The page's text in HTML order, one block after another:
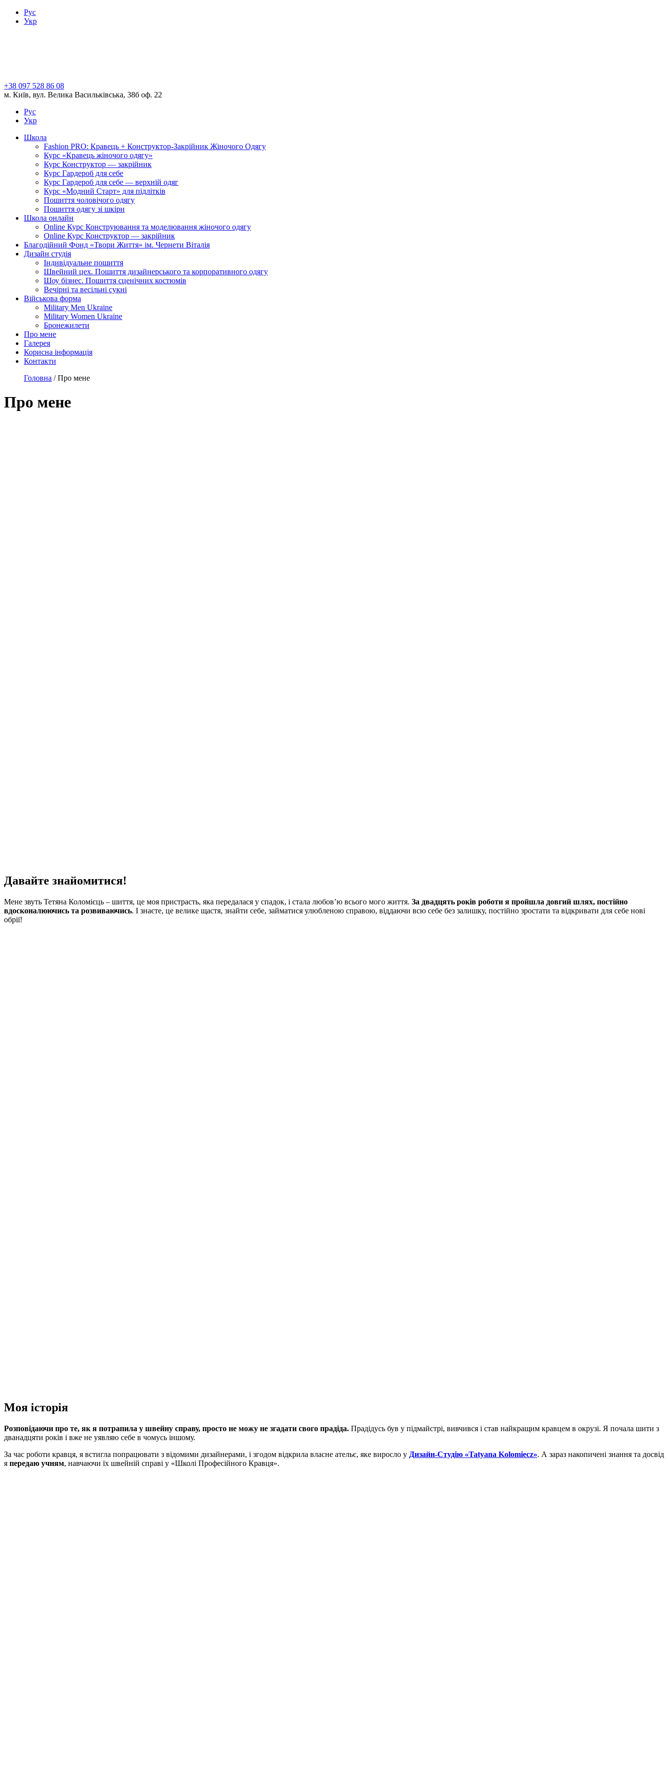
Рус
Укр
+38 097 528 86 08
м. Київ, вул. Велика Васильківська, 38б оф. 22
Рус
Укр
Школа
Fashion PRO: Кравець + Конструктор-Закрійник Жіночого Одягу
Курс «Кравець жіночого одягу»
Курс Конструктор — закрійник
Курс Гардероб для себе
Курс Гардероб для себе — верхній одяг
Курс «Модний Старт» для підлітків
Пошиття чоловічого одягу
Пошиття одягу зі шкіри
Школа онлайн
Online Курс Конструювання та моделювання жіночого одягу
Online Курс Конструктор — закрійник
Благодійний Фонд «Твори Життя» ім. Чернети Віталія
Дизайн студія
Індивідуальне пошиття
Швейний цех. Пошиття дизайнерського та корпоративного одягу
Шоу бізнес. Пошиття сценічних костюмів
Вечірні та весільні сукні
Військова форма
Military Men Ukraine
Military Women Ukraine
Бронежилети
Про мене
Галерея
Корисна інформація
Контакти
Головна /Про мене
Про мене
Давайте знайомитися!
Мене звуть Тетяна Коломієць – шиття, це моя пристрасть, яка передалася у спадок, і стала любов’ю всього мого життя. За двадцять років роботи я пройшла довгий шлях, постійно
вдосконалюючись та розвиваючись. І знаєте, це велике щастя, знайти себе, займатися улюбленою справою, віддаючи всю себе без залишку, постійно зростати та відкривати для себе нові
обрії!
Моя історія
Розповідаючи про те, як я потрапила у швейну справу, просто не можу не згадати свого прадіда. Прадідусь був у підмайстрі, вивчився і став найкращим кравцем в окрузі. Я почала шити з
дванадцяти років і вже не уявляю себе в чомусь іншому.
За час роботи кравця, я встигла попрацювати з відомими дизайнерами, і згодом відкрила власне ательє, яке виросло у Дизайн-Студію «Tatyana Kolomiecz». А зараз накопичені знання та досвід
я передаю учням, навчаючи їх швейній справі у «Школі Професійного Кравця».